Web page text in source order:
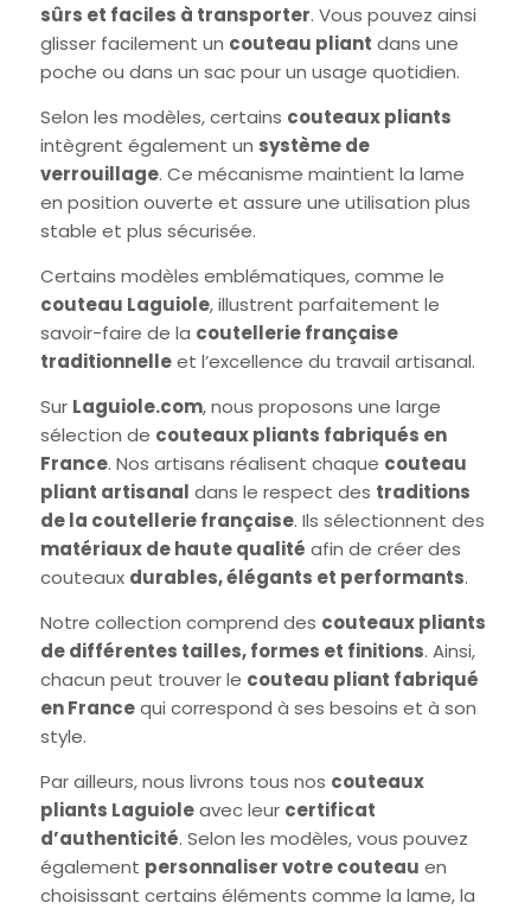
Français)
sûrs et faciles à transporter. Vous pouvez ainsi
glisser facilement un couteau pliant dans une
poche ou dans un sac pour un usage quotidien.
Selon les modèles, certains couteaux pliants
intègrent également un système de
verrouillage. Ce mécanisme maintient la lame
en position ouverte et assure une utilisation plus
stable et plus sécurisée.
Certains modèles emblématiques, comme le
couteau Laguiole, illustrent parfaitement le
savoir-faire de la coutellerie française
traditionnelleet l’excellence du travail artisanal.
Sur Laguiole.com, nous proposons une large
sélection de couteaux pliants fabriqués en
France. Nos artisans réalisent chaque couteau
pliant artisanal dans le respect des traditions
de la coutellerie française. Ils sélectionnent des
matériaux de haute qualité afin de créer des
couteaux durables, élégants et performants.
Notre collection comprend des couteaux pliants
de différentes tailles, formes et finitions. Ainsi,
chacun peut trouver le couteau pliant fabriqué
en Francequi correspond à ses besoins et à son
style.
Par ailleurs, nous livrons tous nos couteaux
pliants Laguioleavec leur certificat
d’authenticité. Selon les modèles, vous pouvez
également personnaliser votre couteau en
choisissant certains éléments comme la lame, la